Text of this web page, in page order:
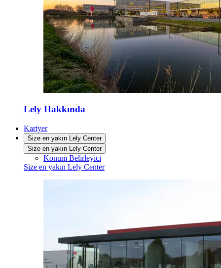
Lely Hakkında
Kariyer
Size en yakın Lely Center
Size en yakın Lely Center
Konum Belirleyici
Size en yakın Lely Center